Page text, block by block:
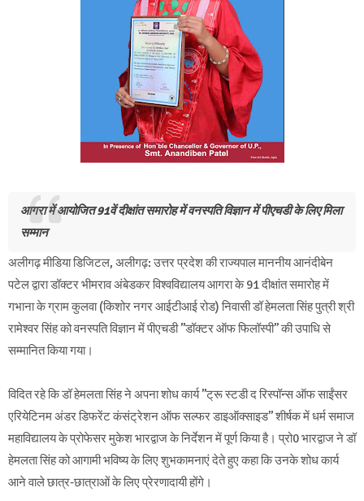
आगरा में आयोजित 91वें दीक्षांत समारोह में वनस्पति विज्ञान में पीएचडी के लिए मिला
सम्मान
अलीगढ़ मीडिया डिजिटल, अलीगढ़: उत्तर प्रदेश की राज्यपाल माननीय आनंदीबेन
पटेल द्वारा डॉक्टर भीमराव अंबेडकर विश्वविद्यालय आगरा के 91 दीक्षांत समारोह में
गभाना के ग्राम कुलवा (किशोर नगर आईटीआई रोड) निवासी डॉ हेमलता सिंह पुत्री श्री
रामेश्वर सिंह को वनस्पति विज्ञान में पीएचडी ’’डॉक्टर ऑफ फिलॉस्पी’’ की उपाधि से
सम्मानित किया गया।
विदित रहे कि डॉ हेमलता सिंह ने अपना शोध कार्य ’’ट्रू स्टडी द रिस्पॉन्स ऑफ साईंसर
एरियेटिनम अंडर डिफरेंट कंसंट्रेशन ऑफ सल्फर डाइऑक्साइड’’ शीर्षक में धर्म समाज
महाविद्यालय के प्रोफेसर मुकेश भारद्वाज के निर्देशन में पूर्ण किया है। प्रो0 भारद्वाज ने डॉ
हेमलता सिंह को आगामी भविष्य के लिए शुभकामनाएं देते हुए कहा कि उनके शोध कार्य
आने वाले छात्र-छात्राओं के लिए प्रेरणादायी होंगे।